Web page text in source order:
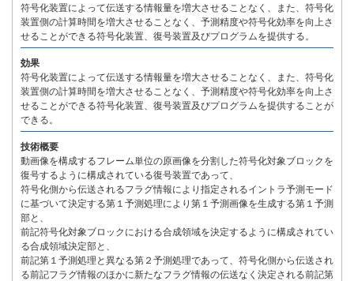
符号化装置によって伝送する情報量を増大させることなく、また、符号化
装置側の計算時間を増大させることなく、予測精度や符号化効率を向上さ
せることができる符号化装置、復号装置及びプログラムを提供する。
効果
符号化装置によって伝送する情報量を増大させることなく、また、符号化
装置側の計算時間を増大させることなく、予測精度や符号化効率を向上さ
せることができる符号化装置、復号装置及びプログラムを提供することが
できる。
技術概要
動画像を構成するフレーム単位の原画像を分割した符号化対象ブロックを
復号するように構成されている復号装置であって、
符号化側から伝送されるフラグ情報により指定されるイントラ予測モード
に基づいて決定する第１予測処理により第１予測画像を生成する第１予測
部と、
前記符号化対象ブロックにおける合成領域を決定するように構成されてい
る合成領域決定部と、
前記第１予測処理と異なる第２予測処理であって、符号化側から伝送され
る前記フラグ情報のほかに新たなフラグ情報の伝送なく決定される前記第